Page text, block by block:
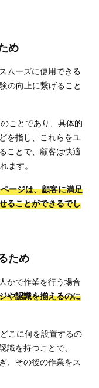
め
ムーズに使用できる
の向上に繋げること
ことであり、具体的
を指し、これらをユ
ことで、顧客は快適
ます。
ージは、顧客に満足
ることができるでし
ため
かで作業を行う場合
や認識を揃えるのに
こに何を設置するの
を持つことで、
、その後の作業をス